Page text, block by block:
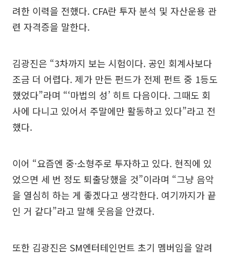
려한 이력을 전했다. CFA란 투자 분석 및 자산운용 관
련 자격증을 말한다.
김광진은 “3차까지 보는 시험이다. 공인 회계사보다
조금 더 어렵다. 제가 만든 펀드가 전제 펀트 중 1등도
했었다”라며 “‘마법의 성’ 히트 다음이다. 그때도 회
사에 다니고 있어서 주말에만 활동하고 있다”라고 전
했다.
이어 “요즘엔 중·소형주로 투자하고 있다. 현직에 있
었으면 세 번 정도 퇴출당했을 것”이라며 “그냥 음악
을 열심히 하는 게 좋겠다고 생각한다. 여기까지가 끝
인 거 같다”라고 말해 웃음을 안겼다.
또한 김광진은 SM엔터테인먼트 초기 멤버임을 알려